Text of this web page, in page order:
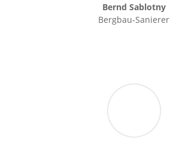
Bernd Sablotny
Bergbau-Sanierer